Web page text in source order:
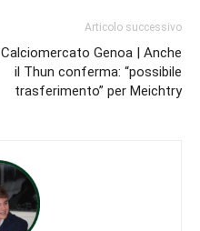
Articolo successivo
Calciomercato Genoa | Anche
il Thun conferma: “possibile
trasferimento” per Meichtry